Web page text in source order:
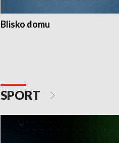
Blisko domu
SPORT